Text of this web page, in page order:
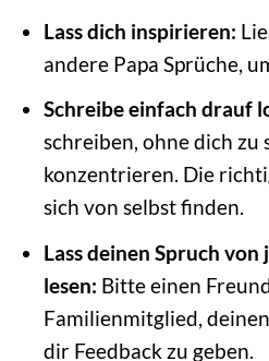
Lass dich inspirieren:
andere Papa Sprüche,
Schreibe einfach drauf
schreiben, ohne dich
konzentrieren. Die
sich von selbst finden.
Lass deinen Spruch
lesen: Bitte einen
Familienmitglied,
dir Feedback zu geben.